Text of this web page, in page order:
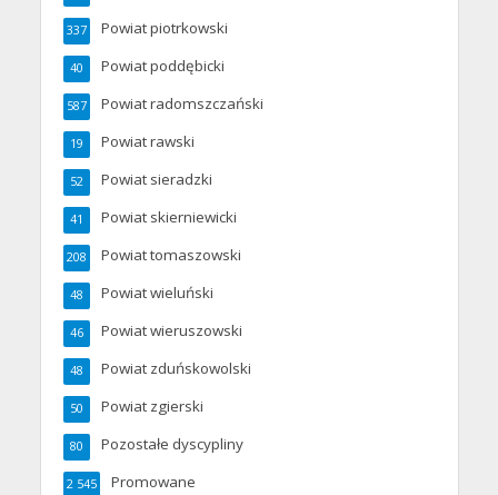
Powiat piotrkowski
337
Powiat poddębicki
40
Powiat radomszczański
587
Powiat rawski
19
Powiat sieradzki
52
Powiat skierniewicki
41
Powiat tomaszowski
208
Powiat wieluński
48
Powiat wieruszowski
46
Powiat zduńskowolski
48
Powiat zgierski
50
Pozostałe dyscypliny
80
Promowane
2 545